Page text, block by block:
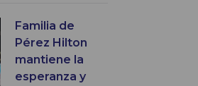
Familia de
Pérez Hilton
mantiene la
esperanza y